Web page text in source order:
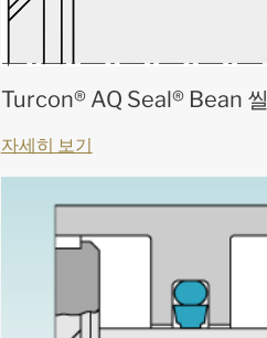
Turcon® AQ Seal® Bean 씰
자세히 보기